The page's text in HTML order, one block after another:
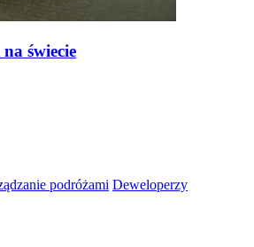
świecie
podróżami Deweloperzy